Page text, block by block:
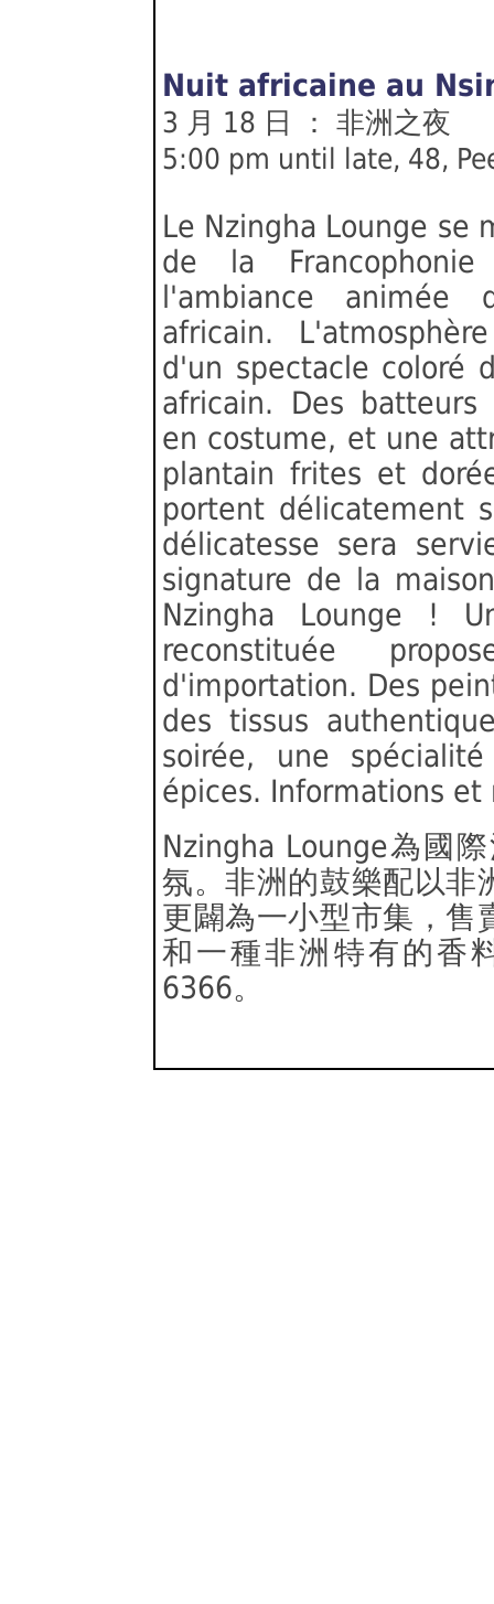
Nuit africaine au
3 月 18 日 ： 非洲之夜
5:00 pm until late, 48,
Le Nzingha Lounge se
de la
l'ambiance animée
africain.
d'un spectacle coloré
africain. Des
en costume, et une
plantain frites et
portent délicatement
délicatesse sera
signature de la
Nzingha Lounge !
reconstituée
d'importation. Des
des tissus
soirée, une
épices. Informations
Nzingha Lounge為國
氛。非洲的鼓樂配以非
更闢為一小型市集，售
和一種非洲特有的香
6366。